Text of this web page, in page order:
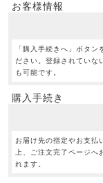
お客様情報
「購入手続きへ」ボタ
ださい。登録されていな
も可能です。
購入手続き
お届け先の指定やお支払
上、ご注文完了ページへ
れます。